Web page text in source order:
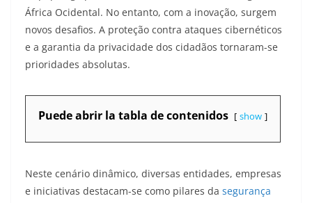
África Ocidental. No entanto, com a inovação, surgem
novos desafios. A proteção contra ataques cibernéticos
e a garantia da privacidade dos cidadãos tornaram-se
prioridades absolutas.
Puede abrir la tabla de contenidos show
Neste cenário dinâmico, diversas entidades, empresas
e iniciativas destacam-se como pilares da segurança